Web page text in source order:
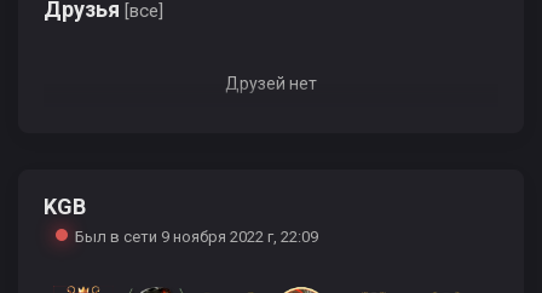
Друзья [все]
Друзей нет
KGB
Был в сети 9 ноября 2022 г, 22:09